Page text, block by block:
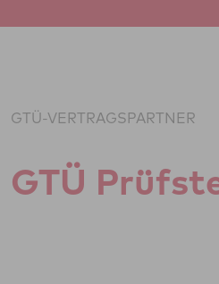
GTÜ-VERTRAGSPARTNER
GTÜ